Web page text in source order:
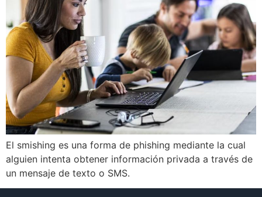
El smishing es una forma de phishing mediante la cual
alguien intenta obtener información privada a través de
un mensaje de texto o SMS.